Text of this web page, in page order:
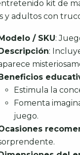
kit de
y adultos con
/ SKU:
:
Estimula la
Fomenta
juego.